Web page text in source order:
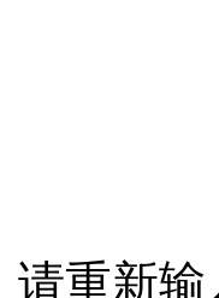
请重新输